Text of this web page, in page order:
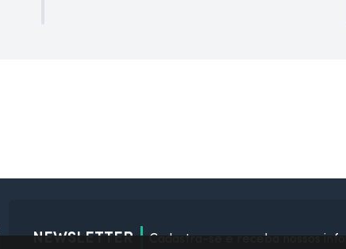
NEWSLETTER Cadastra-se e receba nossos